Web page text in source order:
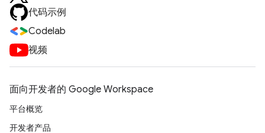
代码示例
Codelab
视频
面向开发者的 Google Workspace
平台概览
开发者产品